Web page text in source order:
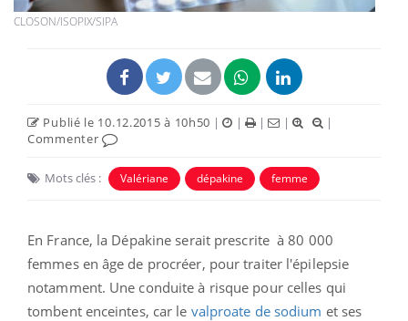
CLOSON/ISOPIX/SIPA
Publié le 10.12.2015 à 10h50 | | | |
|
Commenter
Mots clés : Valériane dépakine femme
En France, la Dépakine serait prescrite à 80 000
femmes en âge de procréer, pour traiter l'épilepsie
notamment. Une conduite à risque pour celles qui
tombent enceintes, car le valproate de sodium et ses